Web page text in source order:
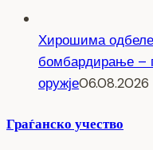
Хирошима
бомбардирање –
оружје06.08.2026
Граѓанско учество